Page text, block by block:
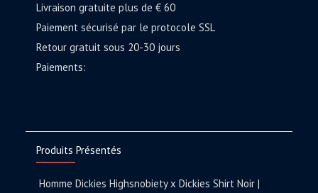
Livraison gratuite plus de € 60
Paiement sécurisé par le protocole SSL
Retour gratuit sous 20-30 jours
Paiements:
Produits Présentés
Homme Dickies Highsnobiety x Dickies Shirt Noir |